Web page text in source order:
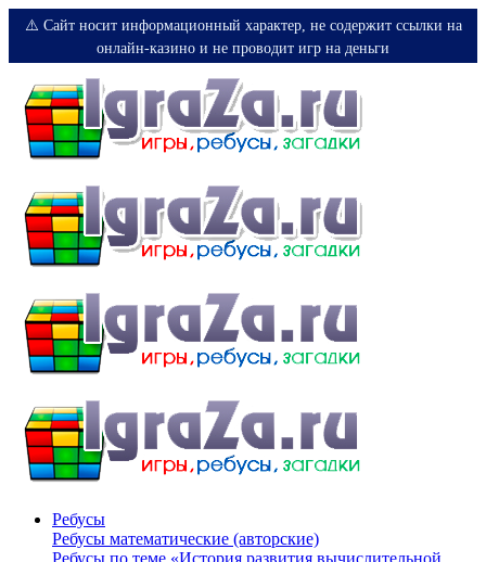
⚠️ Сайт носит информационный характер, не содержит ссылки на
онлайн-казино и не проводит игр на деньги
Ребусы
Ребусы математические (авторские)
Ребусы по теме «История развития вычислительной